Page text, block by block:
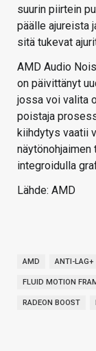
suurin piirtein
päälle ajureista
sitä tukevat
AMD Audio
on päivittänyt
jossa voi valita
poistaja
kiihdytys vaatii
integroidulla
Lähde: AMD
AMD ANTI-LAG+
FLUID MOTION
RADEON BOOST